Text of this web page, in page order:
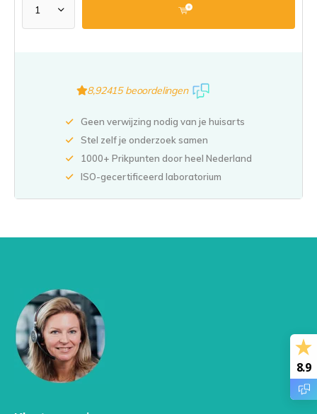
8,92415 beoordelingen
Geen verwijzing nodig van je huisarts
Stel zelf je onderzoek samen
1000+ Prikpunten door heel Nederland
ISO-gecertificeerd laboratorium
8.9